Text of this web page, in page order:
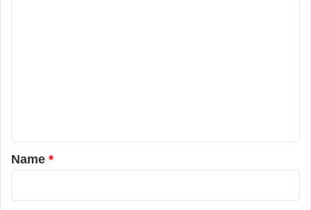
a
r
*
Name *